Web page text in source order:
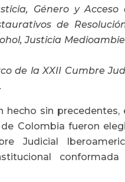
Género y Acceso
de
Justicia
de la XXII Cumbre
hecho sin precedentes,
Colombia fueron
Judicial